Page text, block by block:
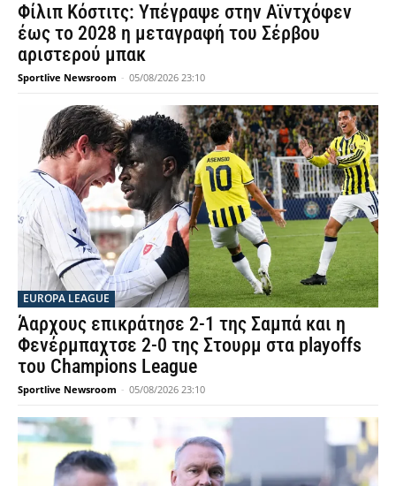
Φίλιπ Κόστιτς: Υπέγραψε στην Αϊντχόφεν
έως το 2028 η μεταγραφή του Σέρβου
αριστερού μπακ
Sportlive Newsroom - 05/08/2026 23:10
EUROPA LEAGUE
Άαρχους επικράτησε 2-1 της Σαμπά και η
Φενέρμπαχτσε 2-0 της Στουρμ στα playoffs
του Champions League
Sportlive Newsroom - 05/08/2026 23:10